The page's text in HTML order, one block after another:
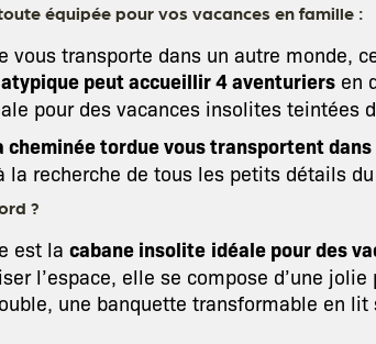
équipée pour vos vacances en famille :
vous transporte dans un autre monde,
peut accueillir 4 aventuriers en
pour des vacances insolites teintées
tordue vous transportent dans
la recherche de tous les petits détails
?
est la cabane insolite idéale pour des
l’espace, elle se compose d’une
une banquette transformable en